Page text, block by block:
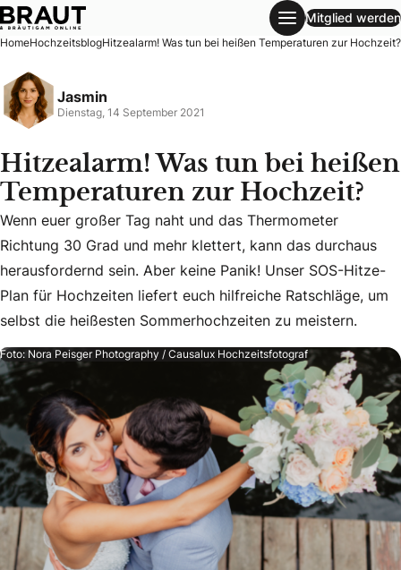
Hitzealarm! Was tun bei heißen Temperaturen zur
Mitglied werden
HomeHochzeitsblogHitzealarm! Was tun bei heißen Temperaturen zur Hochzeit?
Jasmin
Dienstag, 14 September 2021
Hitzealarm! Was tun bei heißen
Temperaturen zur Hochzeit?
Wenn euer großer Tag naht und das Thermometer
Wenn euer großer Tag naht und das Thermometer
Richtung 30 Grad und mehr klettert, kann das durchaus
herausfordernd sein. Aber keine Panik! Unser SOS-Hitze-
Plan für Hochzeiten liefert euch hilfreiche Ratschläge, um
selbst die heißesten Sommerhochzeiten zu meistern.
Foto: Nora Peisger Photography / Causalux Hochzeitsfotograf